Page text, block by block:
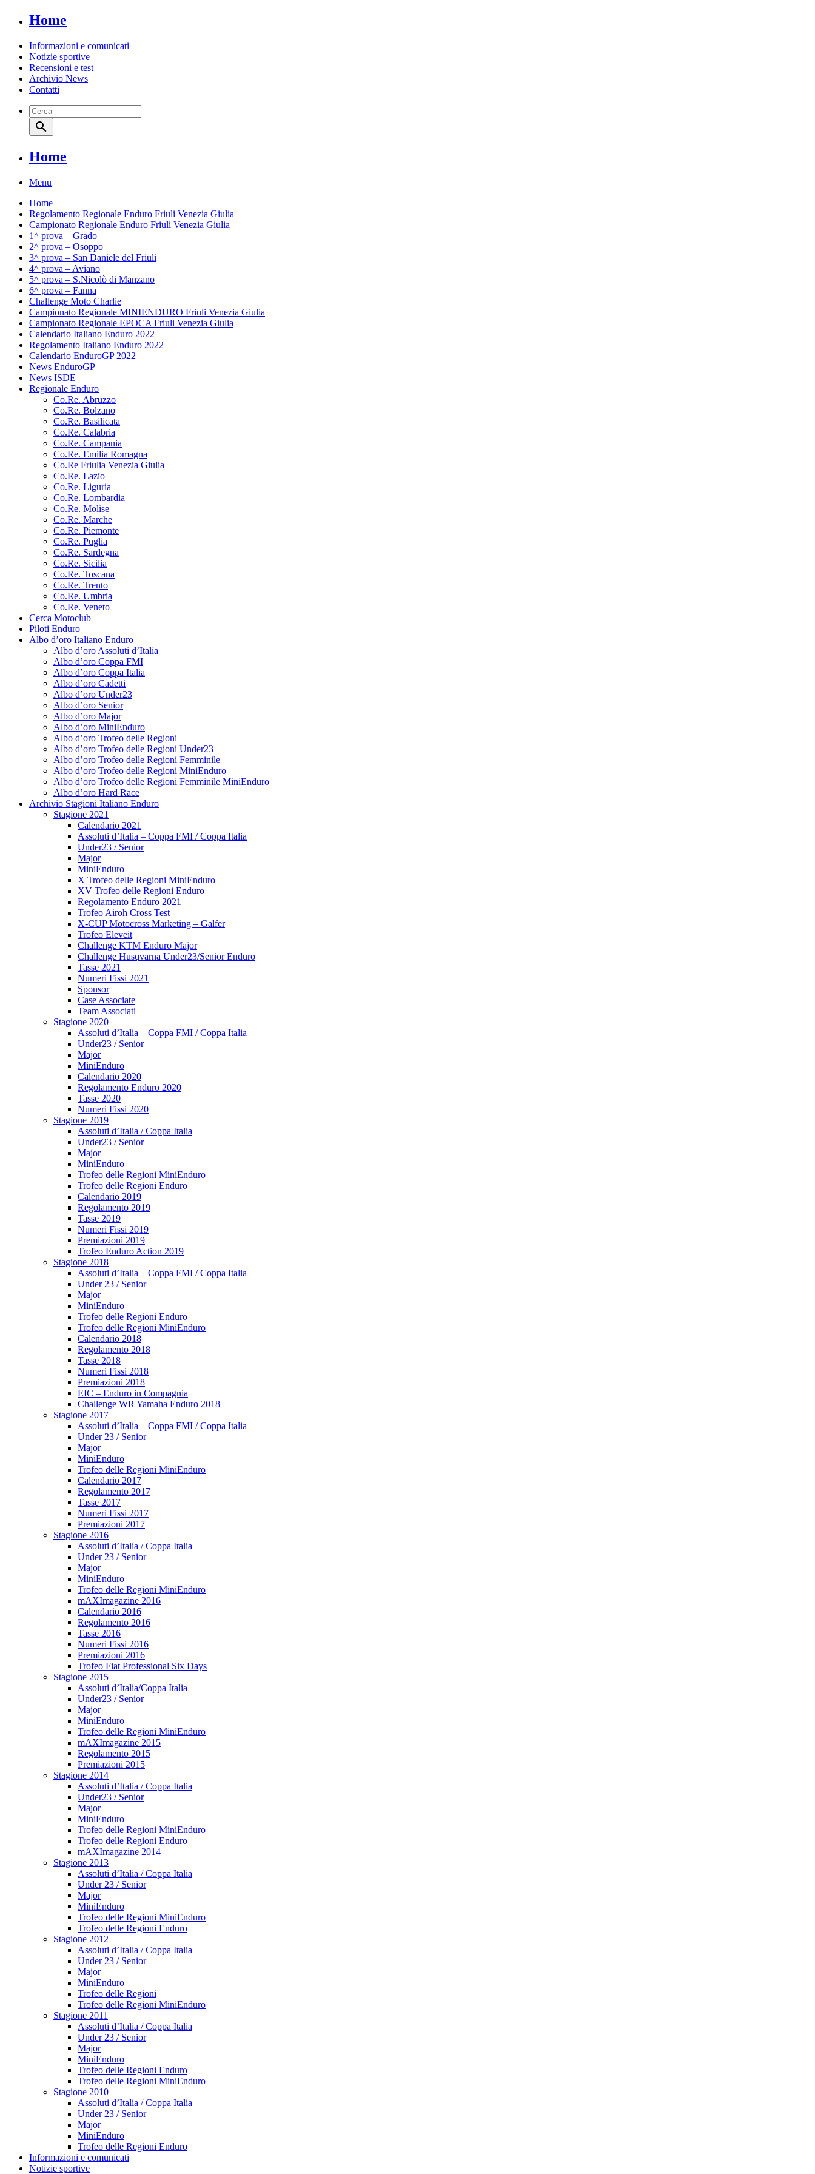
Home
Informazioni e comunicati
Notizie sportive
Recensioni e test
Archivio News
Contatti
search
Home
Menu
Home
Regolamento Regionale Enduro Friuli Venezia Giulia
Campionato Regionale Enduro Friuli Venezia Giulia
1^ prova – Grado
2^ prova – Osoppo
3^ prova – San Daniele del Friuli
4^ prova – Aviano
5^ prova – S.Nicolò di Manzano
6^ prova – Fanna
Challenge Moto Charlie
Campionato Regionale MINIENDURO Friuli Venezia Giulia
Campionato Regionale EPOCA Friuli Venezia Giulia
Calendario Italiano Enduro 2022
Regolamento Italiano Enduro 2022
Calendario EnduroGP 2022
News EnduroGP
News ISDE
Regionale Enduro
Co.Re. Abruzzo
Co.Re. Bolzano
Co.Re. Basilicata
Co.Re. Calabria
Co.Re. Campania
Co.Re. Emilia Romagna
Co.Re Friulia Venezia Giulia
Co.Re. Lazio
Co.Re. Liguria
Co.Re. Lombardia
Co.Re. Molise
Co.Re. Marche
Co.Re. Piemonte
Co.Re. Puglia
Co.Re. Sardegna
Co.Re. Sicilia
Co.Re. Toscana
Co.Re. Trento
Co.Re. Umbria
Co.Re. Veneto
Cerca Motoclub
Piloti Enduro
Albo d’oro Italiano Enduro
Albo d’oro Assoluti d’Italia
Albo d’oro Coppa FMI
Albo d’oro Coppa Italia
Albo d’oro Cadetti
Albo d’oro Under23
Albo d’oro Senior
Albo d’oro Major
Albo d’oro MiniEnduro
Albo d’oro Trofeo delle Regioni
Albo d’oro Trofeo delle Regioni Under23
Albo d’oro Trofeo delle Regioni Femminile
Albo d’oro Trofeo delle Regioni MiniEnduro
Albo d’oro Trofeo delle Regioni Femminile MiniEnduro
Albo d’oro Hard Race
Archivio Stagioni Italiano Enduro
Stagione 2021
Calendario 2021
Assoluti d’Italia – Coppa FMI / Coppa Italia
Under23 / Senior
Major
MiniEnduro
X Trofeo delle Regioni MiniEnduro
XV Trofeo delle Regioni Enduro
Regolamento Enduro 2021
Trofeo Airoh Cross Test
X-CUP Motocross Marketing – Galfer
Trofeo Eleveit
Challenge KTM Enduro Major
Challenge Husqvarna Under23/Senior Enduro
Tasse 2021
Numeri Fissi 2021
Sponsor
Case Associate
Team Associati
Stagione 2020
Assoluti d’Italia – Coppa FMI / Coppa Italia
Under23 / Senior
Major
MiniEnduro
Calendario 2020
Regolamento Enduro 2020
Tasse 2020
Numeri Fissi 2020
Stagione 2019
Assoluti d’Italia / Coppa Italia
Under23 / Senior
Major
MiniEnduro
Trofeo delle Regioni MiniEnduro
Trofeo delle Regioni Enduro
Calendario 2019
Regolamento 2019
Tasse 2019
Numeri Fissi 2019
Premiazioni 2019
Trofeo Enduro Action 2019
Stagione 2018
Assoluti d’Italia – Coppa FMI / Coppa Italia
Under 23 / Senior
Major
MiniEnduro
Trofeo delle Regioni Enduro
Trofeo delle Regioni MiniEnduro
Calendario 2018
Regolamento 2018
Tasse 2018
Numeri Fissi 2018
Premiazioni 2018
EIC – Enduro in Compagnia
Challenge WR Yamaha Enduro 2018
Stagione 2017
Assoluti d’Italia – Coppa FMI / Coppa Italia
Under 23 / Senior
Major
MiniEnduro
Trofeo delle Regioni MiniEnduro
Calendario 2017
Regolamento 2017
Tasse 2017
Numeri Fissi 2017
Premiazioni 2017
Stagione 2016
Assoluti d’Italia / Coppa Italia
Under 23 / Senior
Major
MiniEnduro
Trofeo delle Regioni MiniEnduro
mAXImagazine 2016
Calendario 2016
Regolamento 2016
Tasse 2016
Numeri Fissi 2016
Premiazioni 2016
Trofeo Fiat Professional Six Days
Stagione 2015
Assoluti d’Italia/Coppa Italia
Under23 / Senior
Major
MiniEnduro
Trofeo delle Regioni MiniEnduro
mAXImagazine 2015
Regolamento 2015
Premiazioni 2015
Stagione 2014
Assoluti d’Italia / Coppa Italia
Under23 / Senior
Major
MiniEnduro
Trofeo delle Regioni MiniEnduro
Trofeo delle Regioni Enduro
mAXImagazine 2014
Stagione 2013
Assoluti d’Italia / Coppa Italia
Under 23 / Senior
Major
MiniEnduro
Trofeo delle Regioni MiniEnduro
Trofeo delle Regioni Enduro
Stagione 2012
Assoluti d’Italia / Coppa Italia
Under 23 / Senior
Major
MiniEnduro
Trofeo delle Regioni
Trofeo delle Regioni MiniEnduro
Stagione 2011
Assoluti d’Italia / Coppa Italia
Under 23 / Senior
Major
MiniEnduro
Trofeo delle Regioni Enduro
Trofeo delle Regioni MiniEnduro
Stagione 2010
Assoluti d’Italia / Coppa Italia
Under 23 / Senior
Major
MiniEnduro
Trofeo delle Regioni Enduro
Informazioni e comunicati
Notizie sportive